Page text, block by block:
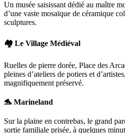
Un musée saisissant dédié au maître
d’une vaste mosaïque de céramique
sculptures.
🏘️ Le Village Médiéval
Ruelles de pierre dorée, Place des
pleines d’ateliers de potiers et
magnifiquement préservé.
🐬 Marineland
Sur la plaine en contrebas, le grand
sortie familiale prisée, à quelques